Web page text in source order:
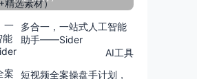
多合一，一站式人工智能
助手——Sider
AI工具
短视频全案操盘手计划，